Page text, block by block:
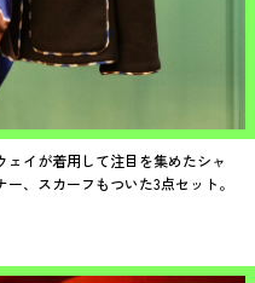
イが着用して注目を集めたシャ
、スカーフもついた3点セット。